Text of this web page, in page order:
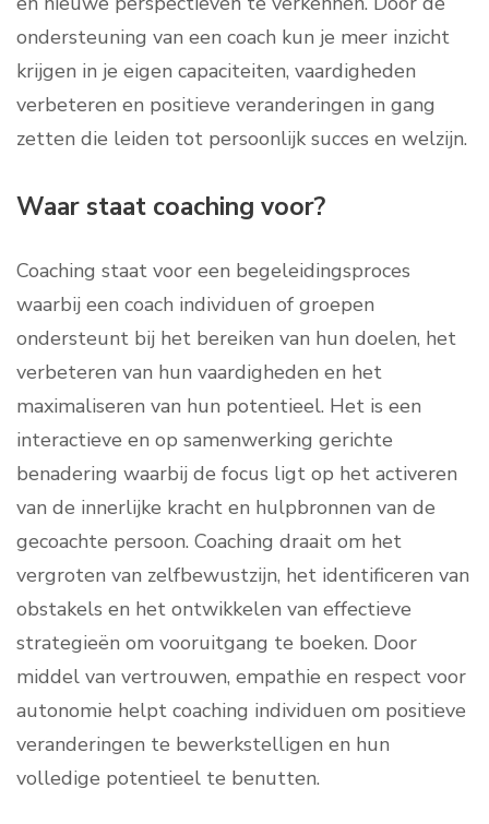
ondersteuning van een coach kun je meer inzicht
krijgen in je eigen capaciteiten, vaardigheden
verbeteren en positieve veranderingen in gang
zetten die leiden tot persoonlijk succes en welzijn.
Waar staat coaching voor?
Coaching staat voor een begeleidingsproces
waarbij een coach individuen of groepen
ondersteunt bij het bereiken van hun doelen, het
verbeteren van hun vaardigheden en het
maximaliseren van hun potentieel. Het is een
interactieve en op samenwerking gerichte
benadering waarbij de focus ligt op het activeren
van de innerlijke kracht en hulpbronnen van de
gecoachte persoon. Coaching draait om het
vergroten van zelfbewustzijn, het identificeren van
obstakels en het ontwikkelen van effectieve
strategieën om vooruitgang te boeken. Door
middel van vertrouwen, empathie en respect voor
autonomie helpt coaching individuen om positieve
veranderingen te bewerkstelligen en hun
volledige potentieel te benutten.